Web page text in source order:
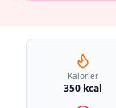
Kalorier
350 kcal